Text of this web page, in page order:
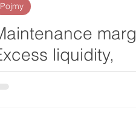
Pojmy
liquidity,
funds,